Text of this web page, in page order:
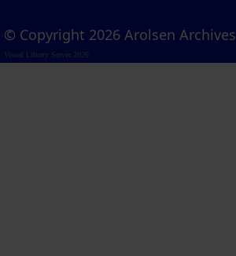
© Copyright 2026 Arolsen Archives
Visual Library Server 2026